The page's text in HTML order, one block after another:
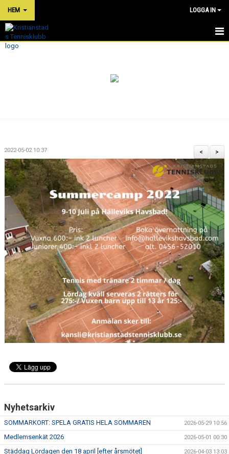
HEM LOGGA IN
HEM
KLUBBKLÄDER
SHOP
BOKA TENNIS/PADEL
KONTAKT
TRÄNING
>
<
2022-05-02 10:37
Nyhetsarkiv
SOMMARKORT: SPELA GRATIS HELA SOMMAREN 2026-05-29 10:56
Medlemsenkät 2026 2026-05-01 00:30
Städdag Lördagen den 18 april [efter årsmötet] 2026-04-03 13:03